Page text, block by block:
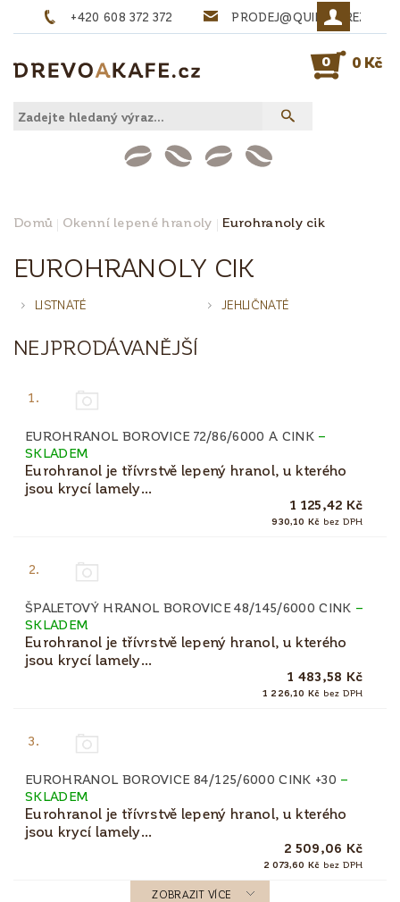
+420 608 372 372 PRODEJ@QUINTA-
0 0 Kč
Domů Okenní lepené hranoly Eurohranoly cik
EUROHRANOLY CIK
LISTNATÉ JEHLIČNATÉ
NEJPRODÁVANĚJŠÍ
1.
EUROHRANOL BOROVICE 72/86/6000 A CINK –
SKLADEM
Eurohranol je třívrstvě lepený hranol, u kterého
jsou krycí lamely...
1 125,42 Kč
930,10 Kč bez DPH
2.
ŠPALETOVÝ HRANOL BOROVICE 48/145/6000 CINK –
SKLADEM
Eurohranol je třívrstvě lepený hranol, u kterého
jsou krycí lamely...
1 483,58 Kč
1 226,10 Kč bez DPH
3.
EUROHRANOL BOROVICE 84/125/6000 CINK +30 –
SKLADEM
Eurohranol je třívrstvě lepený hranol, u kterého
jsou krycí lamely...
2 509,06 Kč
2 073,60 Kč bez DPH
ZOBRAZIT VÍCE